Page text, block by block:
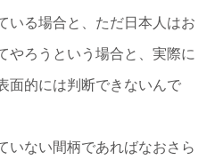
いる場合と、ただ日本人はお
やろうという場合と、実際に
面的には判断できないんで
いない間柄であればなおさら